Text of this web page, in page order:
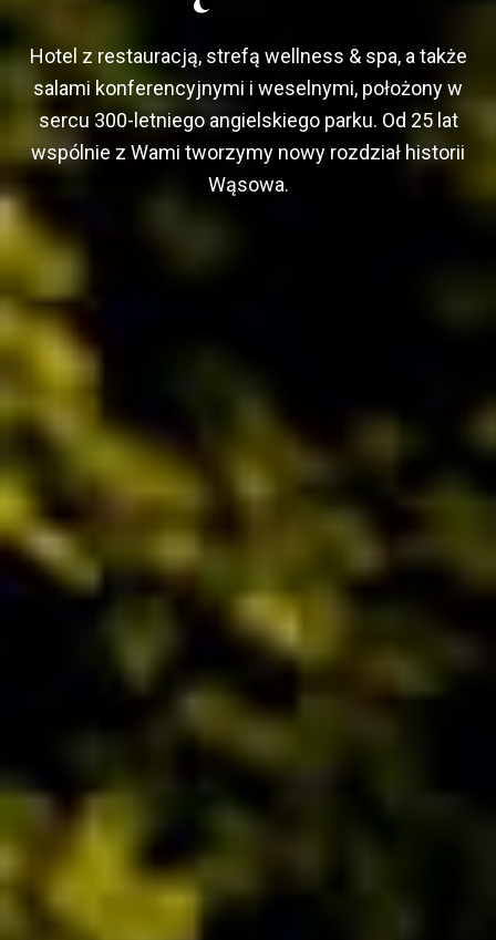
Hotel z restauracją, strefą wellness & spa, a także
salami konferencyjnymi i weselnymi, położony w
sercu 300-letniego angielskiego parku. Od 25 lat
wspólnie z Wami tworzymy nowy rozdział historii
Wąsowa.